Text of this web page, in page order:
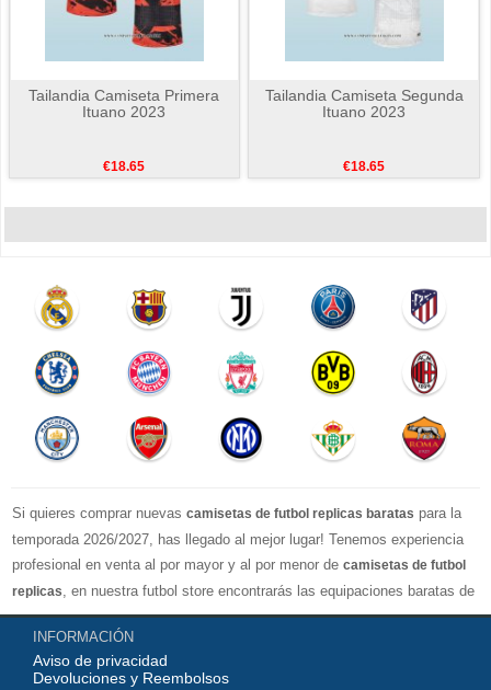
Tailandia Camiseta Primera
Ituano 2023
€18.65
Tailandia Camiseta Segunda
Ituano 2023
€18.65
Si quieres comprar nuevas camisetas de futbol replicas baratas para la
temporada 2026/2027, has llegado al mejor lugar! Tenemos experiencia
profesional en venta al por mayor y al por menor de camisetas de futbol
replicas, en nuestra futbol store encontrarás las equipaciones baratas de
los clubes más importantes y los equipos nacionales más fuertes del
mundo, nuestro jersey es directamente de fábrica, lo que garantiza que la
serie de camisetas tenga una calidad numerosa, completa y excelente
INFORMACIÓN
Aviso de privacidad
Devoluciones y Reembolsos